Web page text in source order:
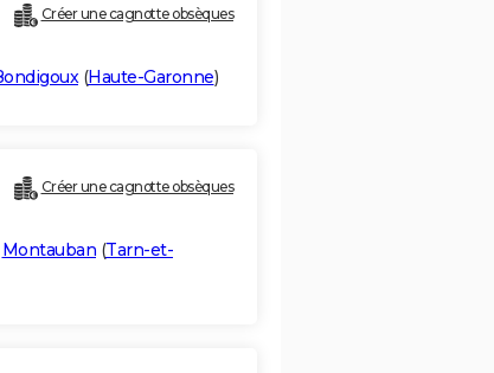
Créer une cagnotte obsèques
(Haute-Garonne)
Créer une cagnotte obsèques
Montauban (Tarn-et-